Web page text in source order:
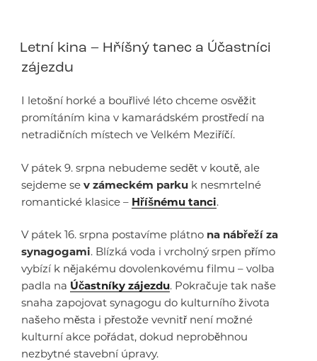
Letní kina – Hříšný tanec a Účastníci
zájezdu
I letošní horké a bouřlivé léto chceme osvěžit
promítáním kina v kamarádském prostředí na
netradičních místech ve Velkém Meziříčí.
V pátek 9. srpna nebudeme sedět v koutě, ale
sejdeme se v zámeckém parku k nesmrtelné
romantické klasice – Hříšnému tanci.
V pátek 16. srpna postavíme plátno na nábřeží za
synagogami. Blízká voda i vrcholný srpen přímo
vybízí k nějakému dovolenkovému filmu – volba
padla na Účastníky zájezdu. Pokračuje tak naše
snaha zapojovat synagogu do kulturního života
našeho města i přestože vevnitř není možné
kulturní akce pořádat, dokud neproběhnou
nezbytné stavební úpravy.